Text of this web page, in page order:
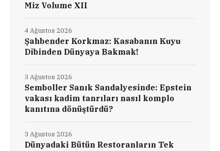
Miz Volume XII
Şahbender Korkmaz: Kasabanın Kuyu
Dibinden Dünyaya Bakmak!
4 Ağustos 2026
Semboller Sanık Sandalyesinde: Epstein
vakası kadim tanrıları nasıl komplo
kanıtına dönüştürdü?
3 Ağustos 2026
Dünyadaki Bütün Restoranların Tek
3 Ağustos 2026